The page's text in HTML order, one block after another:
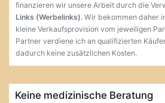
finanzieren wir unsere Arbeit durch die
Links (Werbelinks). Wir bekommen daher
kleine Verkaufsprovision vom jeweiligen
Partner verdiene ich an qualifizierten
dadurch keine zusätzlichen Kosten.
Keine medizinische Beratung